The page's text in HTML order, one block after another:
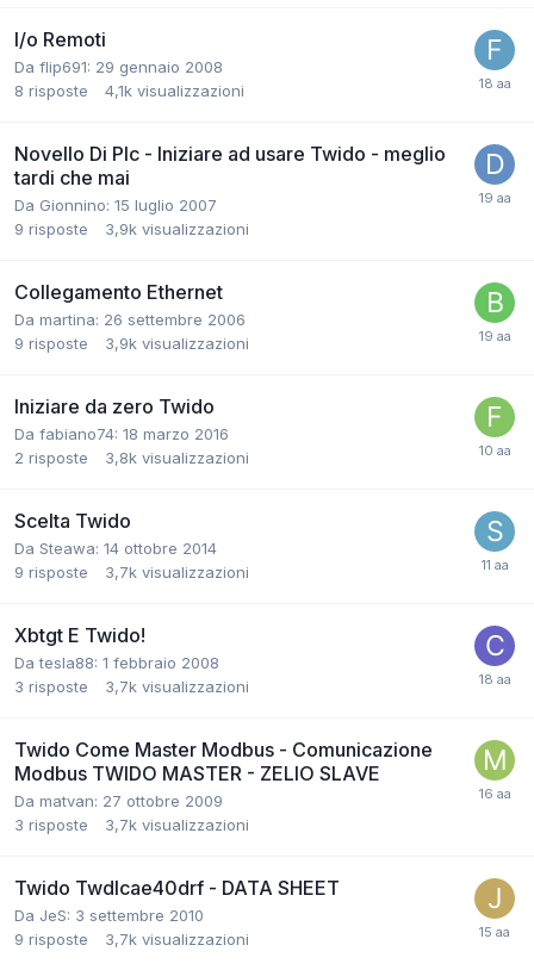
I/o Remoti
Da flip691: 29 gennaio 2008
8 risposte 4,1k visualizzazioni
Novello Di Plc - Iniziare ad usare Twido - meglio
tardi che mai
Da Gionnino: 15 luglio 2007
9 risposte 3,9k visualizzazioni
Collegamento Ethernet
Da martina: 26 settembre 2006
9 risposte 3,9k visualizzazioni
Iniziare da zero Twido
Da fabiano74: 18 marzo 2016
2 risposte 3,8k visualizzazioni
Scelta Twido
Da Steawa: 14 ottobre 2014
9 risposte 3,7k visualizzazioni
Xbtgt E Twido!
Da tesla88: 1 febbraio 2008
3 risposte 3,7k visualizzazioni
Twido Come Master Modbus - Comunicazione
Modbus TWIDO MASTER - ZELIO SLAVE
Da matvan: 27 ottobre 2009
3 risposte 3,7k visualizzazioni
Twido Twdlcae40drf - DATA SHEET
Da JeS: 3 settembre 2010
9 risposte 3,7k visualizzazioni